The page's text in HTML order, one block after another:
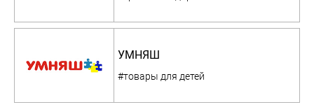
УМНЯШ
#товары для детей